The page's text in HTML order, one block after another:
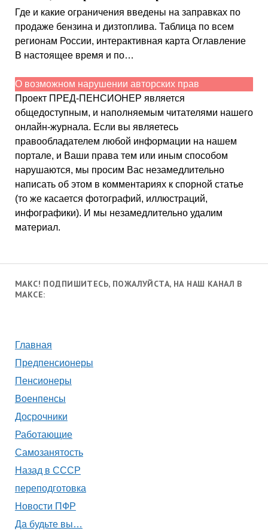
Где и какие ограничения введены на заправках по
продаже бензина и дизтоплива. Таблица по всем
регионам России, интерактивная карта Оглавление
В настоящее время и по…
О возможном нарушении авторских прав
Проект ПРЕД-ПЕНСИОНЕР является
общедоступным, и наполняемым читателями нашего
онлайн-журнала. Если вы являетесь
правообладателем любой информации на нашем
портале, и Ваши права тем или иным способом
нарушаются, мы просим Вас незамедлительно
написать об этом в комментариях к спорной статье
(то же касается фотографий, иллюстраций,
инфографики). И мы незамедлительно удалим
материал.
МАКС! ПОДПИШИТЕСЬ, ПОЖАЛУЙСТА, НА НАШ КАНАЛ В
МАКСЕ:
Главная
Предпенсионеры
Пенсионеры
Военпенсы
Досрочники
Работающие
Самозанятость
Назад в СССР
переподготовка
Новости ПФР
Да будьте вы…